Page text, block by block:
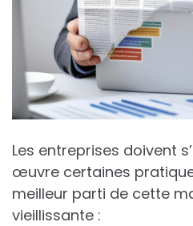
Les entreprises doivent
œuvre certaines
meilleur parti de cette
vieillissante :